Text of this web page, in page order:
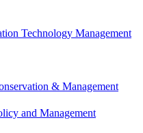
Technology Management
& Management
and Management